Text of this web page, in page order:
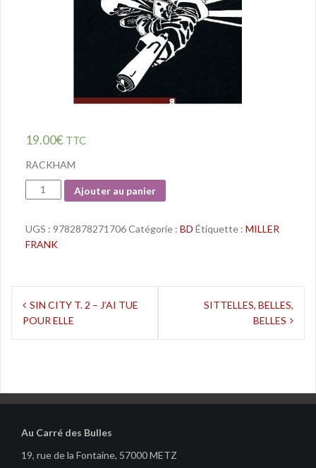
19.00€ TTC
RACKHAM
Quantité
Ajouter au panier
UGS : 9782878271706Catégorie : BD Étiquette : MILLER
FRANK
Navigation
de
SIN CITY T. 2 – J’AI TUE
POUR ELLE
SITTELLES, BELLES,
BELLES
Au Carré des Bulles
19, rue de la Fontaine, 57000 METZ